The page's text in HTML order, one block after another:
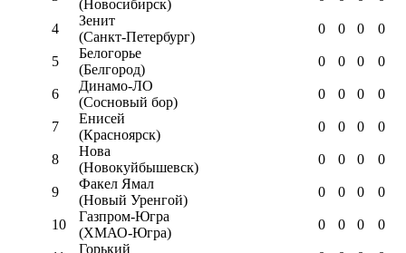
(Новосибирск)
4
Зенит
(Санкт-Петербург)
0 0 0 0
5
Белогорье
(Белгород)
0 0 0 0
6
Динамо-ЛО
(Сосновый бор)
0 0 0 0
7
Енисей
(Красноярск)
0 0 0 0
8
Нова
(Новокуйбышевск)
0 0 0 0
9
Факел Ямал
(Новый Уренгой)
0 0 0 0
10
Газпром-Югра
(ХМАО-Югра)
0 0 0 0
Горький